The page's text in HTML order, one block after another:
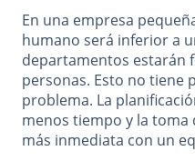
En una empresa
humano será inferior a
departamentos estarán
personas. Esto no tiene
problema. La
menos tiempo y la toma
más inmediata con un